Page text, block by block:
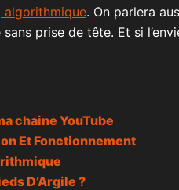
algorithmique. On parlera
prise de tête. Et si
chaine YouTube
Et Fonctionnement
D’Argile ?